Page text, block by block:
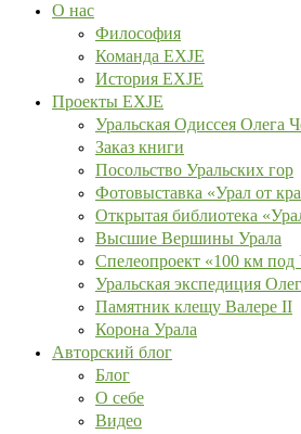
О нас
Философия
Команда EXJE
История EXJE
Проекты EXJE
Уральская Одиссея Олега
Заказ книги
Посольство Уральских гор
Фотовыставка «Урал от
Открытая библиотека
Высшие Вершины Урала
Спелеопроект «100 км под
Уральская экспедиция
Памятник клещу Валере II
Корона Урала
Авторский блог
Блог
О себе
Видео